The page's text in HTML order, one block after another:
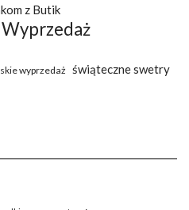
z Butik
wyprzedaż świąteczne swetry